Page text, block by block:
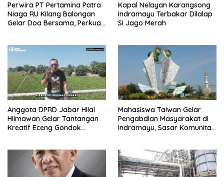
Perwira PT Pertamina Patra
Niaga RU Kilang Balongan
Gelar Doa Bersama, Perkuat
Kapal Nelayan Karangsong
Indramayu Terbakar Dilalap
Si Jago Merah
Anggota DPRD Jabar Hilal
Hilmawan Gelar Tantangan
Kreatif Eceng Gondok
Mahasiswa Taiwan Gelar
Pengabdian Masyarakat di
Indramayu, Sasar Komunitas